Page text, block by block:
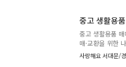
러 다양한 지역
위해 온 구민들
을 붙이며 알뜰
문구청 광장을 가
중고 생활용
중고 생활용품
매·교환을 위한
업기금으로 사용
떻게 진행되는
사랑해요 서대문/